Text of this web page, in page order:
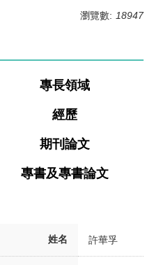
瀏覽數: 18947
專長領域
經歷
期刊論文
專書及專書論文
姓名 許華孚